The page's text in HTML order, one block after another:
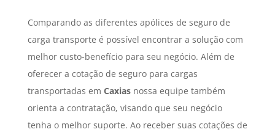
Comparando as diferentes apólices de seguro de
carga transporte é possível encontrar a solução com
melhor custo-benefício para seu negócio. Além de
oferecer a cotação de seguro para cargas
transportadas em Caxiasnossa equipe também
orienta a contratação, visando que seu negócio
tenha o melhor suporte. Ao receber suas cotações de